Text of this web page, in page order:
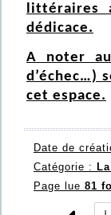
littéraires
dédicace.
A noter
d’échec…)
cet espace.
Date de
Catégorie :
Page lue 81